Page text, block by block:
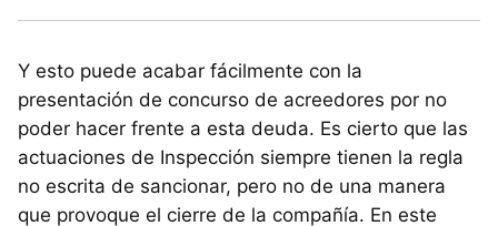
Y esto puede acabar fácilmente con la
presentación de concurso de acreedores por no
poder hacer frente a esta deuda. Es cierto que las
actuaciones de Inspección siempre tienen la regla
no escrita de sancionar, pero no de una manera
que provoque el cierre de la compañía. En este